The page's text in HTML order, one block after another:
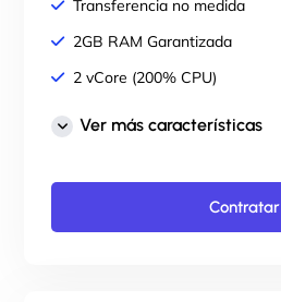
Transferencia no medida
2GB RAM Garantizada
2 vCore (200% CPU)
Panel de control cPanel
SSL GRATIS para tu dominio
Ver más características
Contratar